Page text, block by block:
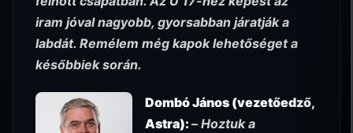
iram jóval nagyobb, gyorsabban járatják a
labdát. Remélem még kapok lehetőséget a
későbbiek során.
Dombó János (vezetőedző,
Astra): – Hoztuk a